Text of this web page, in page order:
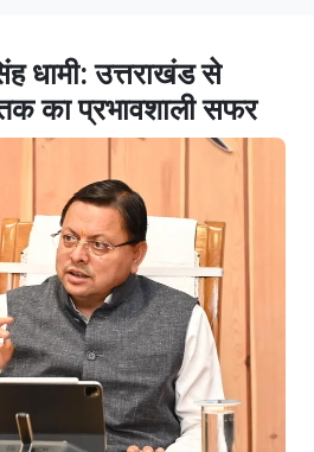
धामी: उत्तराखंड से
तक का प्रभावशाली सफर